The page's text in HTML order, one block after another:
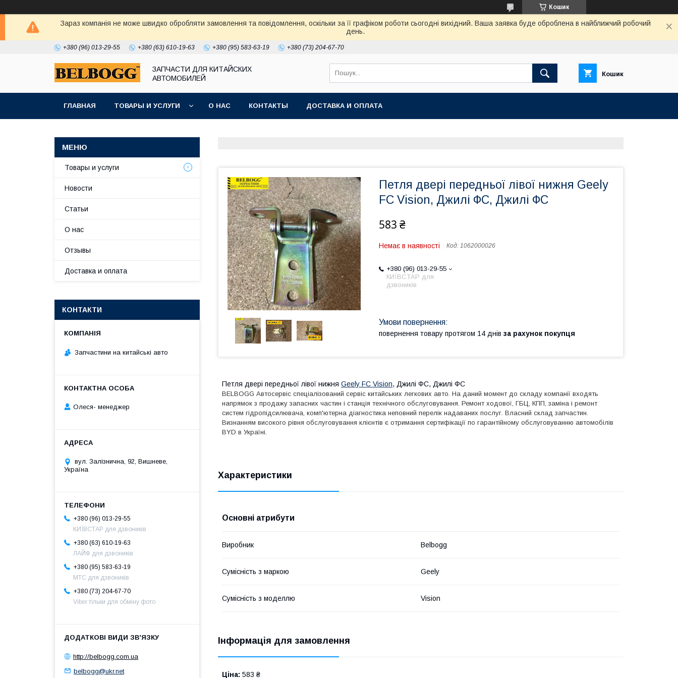
Кошик
Зараз компанія не може швидко обробляти замовлення та повідомлення, оскільки за її графіком роботи сьогодні вихідний. Ваша заявка буде оброблена в найближчий робочий
день.
+380 (96) 013-29-55 +380 (63) 610-19-63 +380 (95) 583-63-19 +380 (73) 204-67-70
ЗАПЧАСТИ ДЛЯ КИТАЙСКИХ
АВТОМОБИЛЕЙ
Кошик
ГЛАВНАЯ ТОВАРЫ И УСЛУГИ О НАС КОНТАКТЫ ДОСТАВКА И ОПЛАТА
Петля двері передньої лівої нижня Geely
FC Vision, Джилі ФС, Джилі ФС
583 ₴
Немає в наявності Код: 1062000026
+380 (96) 013-29-55
КИЇВСТАР для
дзвоників
повернення товару протягом 14 днів за рахунок покупця
Петля двері передньої лівої нижня Geely FC Vision, Джилі ФС, Джилі ФС
BELBOGG Автосервіс спеціалізований сервіс китайських легкових авто. На даний момент до складу компанії входять
напрямок з продажу запасних частин і станція технічного обслуговування. Ремонт ходової, ГБЦ, КПП, заміна і ремонт
систем гідропідсилювача, комп'ютерна діагностика неповний перелік надаваних послуг. Власний склад запчастин.
Визнанням високого рівня обслуговування клієнтів є отримання сертифікації по гарантійному обслуговуванню автомобілів
BYD в Україні.
Характеристики
Основні атрибути
Виробник Belbogg
Сумісність з маркою Geely
Сумісність з моделлю Vision
Інформація для замовлення
Ціна: 583 ₴
Товары и услуги
Новости
Статьи
О нас
Отзывы
Доставка и оплата
КОНТАКТИ
Запчастини на китайські авто
Олеся- менеджер
вул. Залізнична, 92, Вишневе,
Україна
+380 (96) 013-29-55
КИЇВСТАР для дзвоників
+380 (63) 610-19-63
ЛАЙФ для дзвоників
+380 (95) 583-63-19
МТС для дзвоників
+380 (73) 204-67-70
Viber тільки для обміну фото
http://belbogg.com.ua
belbogg@ukr.net